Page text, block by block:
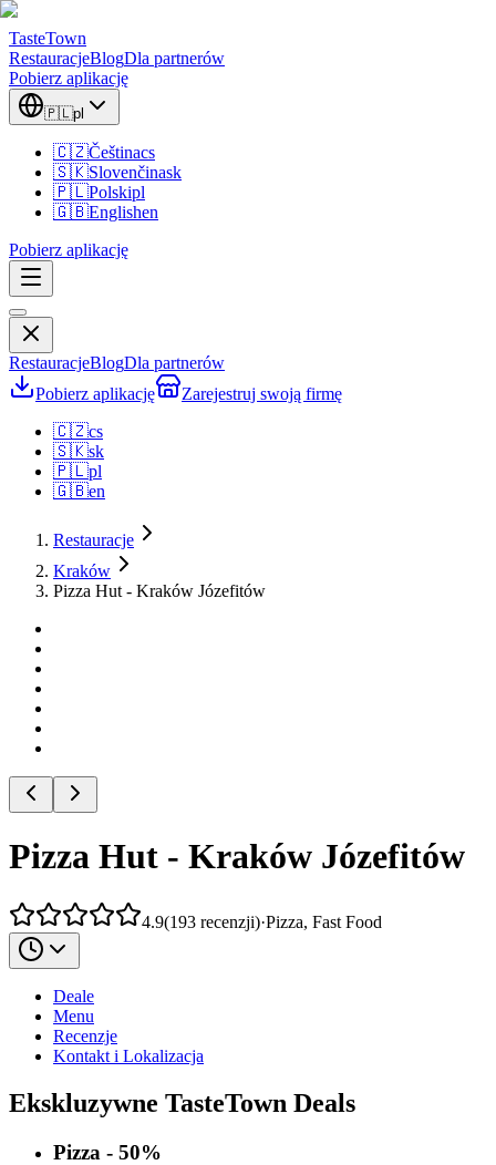
TasteTown
RestauracjeBlogDla partnerów
Pobierz aplikację
🇵🇱pl
🇨🇿Češtinacs
🇸🇰Slovenčinask
🇵🇱Polskipl
🇬🇧Englishen
Pobierz aplikację
RestauracjeBlogDla partnerów
Pobierz aplikację
Zarejestruj swoją firmę
🇨🇿cs
🇸🇰sk
🇵🇱pl
🇬🇧en
Restauracje
Kraków
Pizza Hut - Kraków Józefitów
Pizza Hut - Kraków Józefitów
4.9(193 recenzji)·Pizza, Fast Food
Deale
Menu
Recenzje
Kontakt i Lokalizacja
Ekskluzywne TasteTown Deals
Pizza - 50%